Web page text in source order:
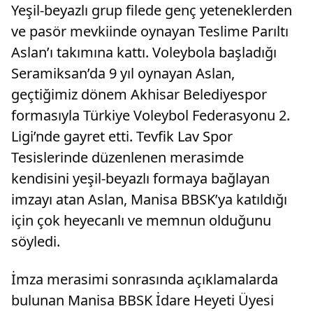
Yeşil-beyazlı grup filede genç yeteneklerden
ve pasör mevkiinde oynayan Teslime Parıltı
Aslan’ı takımına kattı. Voleybola başladığı
Seramiksan’da 9 yıl oynayan Aslan,
geçtiğimiz dönem Akhisar Belediyespor
formasıyla Türkiye Voleybol Federasyonu 2.
Ligi’nde gayret etti. Tevfik Lav Spor
Tesislerinde düzenlenen merasimde
kendisini yeşil-beyazlı formaya bağlayan
imzayı atan Aslan, Manisa BBSK’ya katıldığı
için çok heyecanlı ve memnun olduğunu
söyledi.
İmza merasimi sonrasında açıklamalarda
bulunan Manisa BBSK İdare Heyeti Üyesi